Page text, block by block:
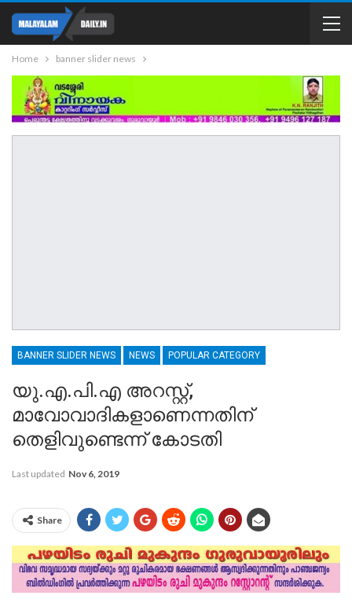
Home banner slider news
BANNER SLIDER NEWS NEWS POPULAR CATEGORY
യു.എ.പി.എ അറസ്റ്റ്,
മാവോവാദികളാണെന്നതിന്
തെളിവുണ്ടെന്ന് കോടതി
Last updated Nov 6, 2019
Share